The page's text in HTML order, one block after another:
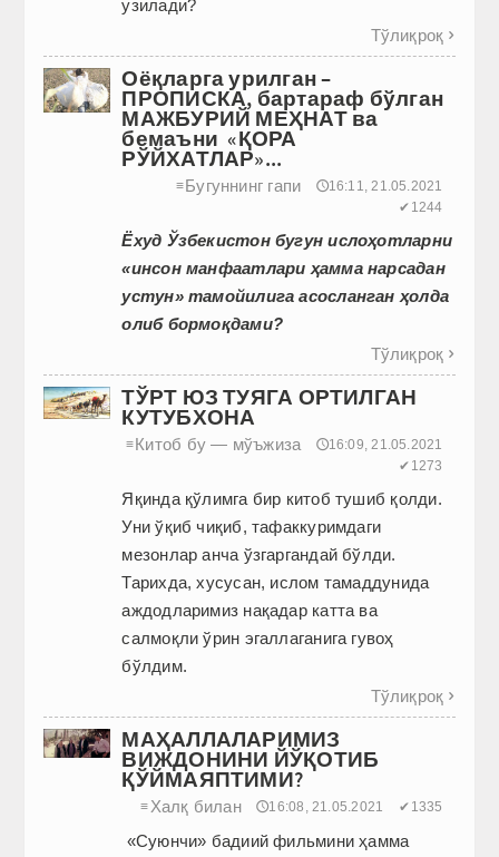
узилади?
Тўлиқроқ 
Оёқларга урилган –
ПРОПИСКА, бартараф бўлган
МАЖБУРИЙ МЕҲНАТ ва
бемаъни «ҚОРА
РЎЙХАТЛАР»...
≡Бугуннинг гапи
🕔16:11, 21.05.2021
✔1244
Ёхуд Ўзбекистон бугун ислоҳотларни
«инсон манфаатлари ҳамма нарсадан
устун» тамойилига асосланган ҳолда
олиб бормоқдами?
Тўлиқроқ 
ТЎРТ ЮЗ ТУЯГА ОРТИЛГАН
КУТУБХОНА
≡Китоб бу — мўъжиза
🕔16:09, 21.05.2021
✔1273
Яқинда қўлимга бир китоб тушиб қолди.
Уни ўқиб чиқиб, тафаккуримдаги
мезонлар анча ўзгаргандай бўлди.
Тарихда, хусусан, ислом тамаддунида
аждодларимиз нақадар катта ва
салмоқли ўрин эгаллаганига гувоҳ
бўлдим.
Тўлиқроқ 
МАҲАЛЛАЛАРИМИЗ
ВИЖДОНИНИ ЙЎҚОТИБ
ҚЎЙМАЯПТИМИ?
≡ Халқ билан 🕔16:08, 21.05.2021 ✔1335
«Суюнчи» бадиий фильмини ҳамма